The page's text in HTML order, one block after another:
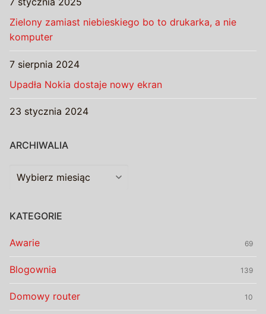
Zielony zamiast niebieskiego bo to drukarka, a nie
komputer
7 sierpnia 2024
Upadła Nokia dostaje nowy ekran
23 stycznia 2024
ARCHIWALIA
Archiwalia
KATEGORIE
Awarie 69
Blogownia 139
Domowy router 10